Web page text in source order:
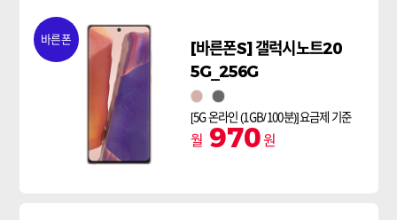
바른폰
[바른폰S] 갤럭시노트20
5G_256G
미스틱 브론즈
미스틱그레이
[5G 온라인 (1GB/100분)]요금제 기준
월 970원